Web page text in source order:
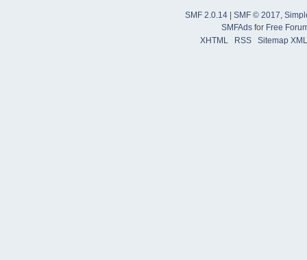
SMF 2.0.14 SMF © 2017
SMFAdsfor Free
XHTML
RSS Sitemap XML